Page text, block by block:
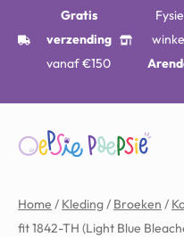
Gratis
verzending
vanaf €150
Home / Kleding/ Broeken /
fit 1842-TH (Light Blue